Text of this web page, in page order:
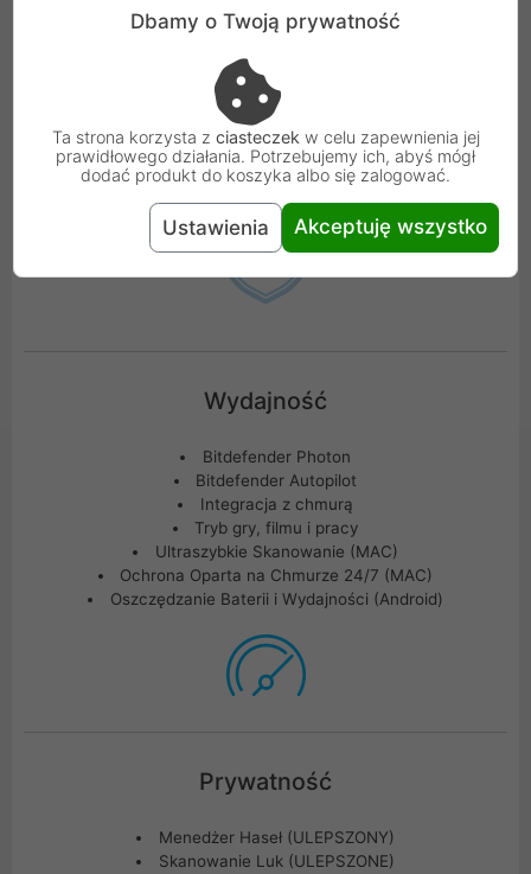
(ULEPSZONE)
Ochrona przed Adware (MAC)
Skanowanie Na żądanie i Skan przy instalacji (Android)
Ochrona Sieci (Android)
WearOn - ochrona anty-kradzieżowa(Android)
Wydajność
Bitdefender Photon
Bitdefender Autopilot
Integracja z chmurą
Tryb gry, filmu i pracy
Ultraszybkie Skanowanie (MAC)
Ochrona Oparta na Chmurze 24/7 (MAC)
Oszczędzanie Baterii i Wydajności (Android)
Prywatność
Menedżer Haseł (ULEPSZONY)
Skanowanie Luk (ULEPSZONE)
Dbamy o Twoją prywatność
Ta strona korzysta z ciasteczek w celu zapewnienia jej
prawidłowego działania. Potrzebujemy ich, abyś mógł
dodać produkt do koszyka albo się zalogować.
Ustawienia Akceptuję wszystko